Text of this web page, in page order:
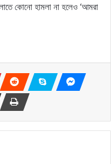
কোনো হামলা না হলেও ‘আমরা